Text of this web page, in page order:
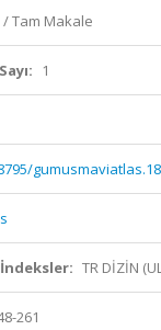
Tam Makale
Sayı: 1
TR DİZİN
261